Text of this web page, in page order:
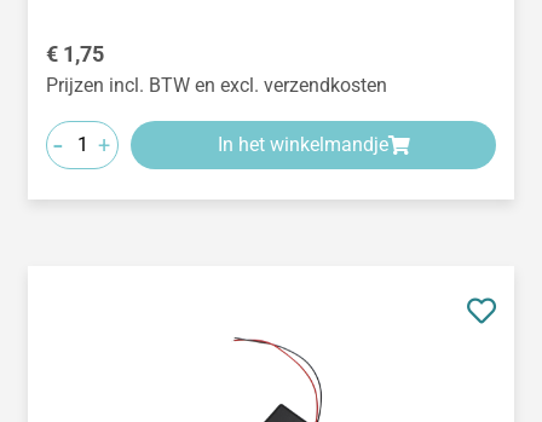
Normale prijs:
€ 1,75
Prijzen incl. BTW en excl. verzendkosten
- + In het winkelmandje